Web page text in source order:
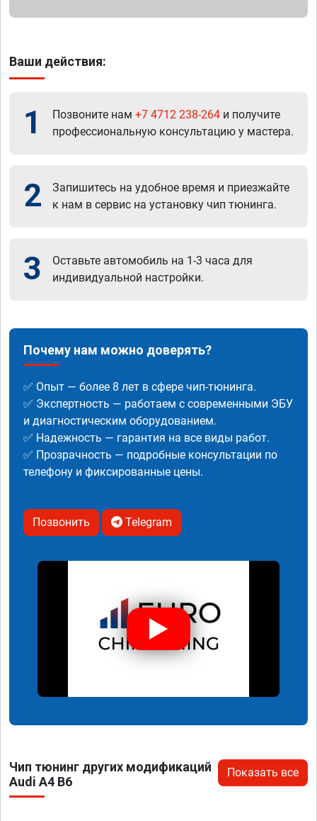
Ваши действия:
1 Позвоните нам +7 4712 238-264 и получите
профессиональную консультацию у мастера.
2
Запишитесь на удобное время и приезжайте
к нам в сервис на установку чип тюнинга.
3
Оставьте автомобиль на 1-3 часа для
индивидуальной настройки.
Почему нам можно доверять?
✅ Опыт — более 8 лет в сфере чип-тюнинга.
✅ Экспертность — работаем с современными ЭБУ
и диагностическим оборудованием.
✅ Надежность — гарантия на все виды работ.
✅ Прозрачность — подробные консультации по
телефону и фиксированные цены.
Позвонить Telegram
Чип тюнинг других модификаций
Audi A4 B6
Показать все